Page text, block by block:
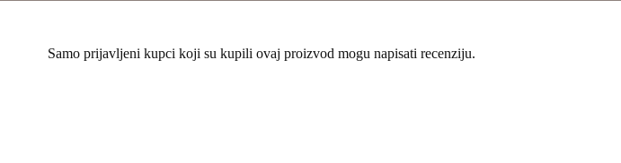
Samo prijavljeni kupci koji su kupili ovaj proizvod mogu napisati recenziju.